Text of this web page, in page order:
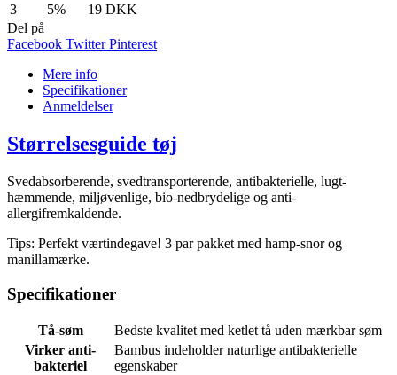
3
5%
19 DKK
Del på
Facebook Twitter Pinterest
Mere info
Specifikationer
Anmeldelser
Størrelsesguide tøj
Svedabsorberende, svedtransporterende, antibakterielle, lugt-
hæmmende, miljøvenlige, bio-nedbrydelige og anti-
allergifremkaldende.
Tips: Perfekt værtindegave! 3 par pakket med hamp-snor og
manillamærke.
Specifikationer
Tå-søm
Bedste kvalitet med ketlet tå uden mærkbar søm
Virker anti-
bakteriel
Bambus indeholder naturlige antibakterielle
egenskaber